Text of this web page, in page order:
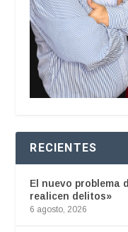
RECIENTES
El nuevo problema
realicen delitos»
6 agosto, 2026